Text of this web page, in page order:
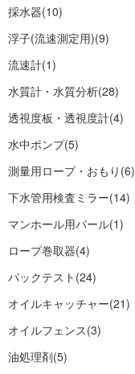
採水器(10)
浮子(流速測定用)(9)
流速計(1)
水質計・水質分析(28)
透視度板・透視度計(4)
水中ポンプ(5)
測量用ロープ・おもり (6)
下水管用検査ミラー(14)
マンホール用バール(1)
ロープ巻取器(4)
パックテスト (24)
オイルキャッチャー(21)
オイルフェンス(3)
油処理剤(5)